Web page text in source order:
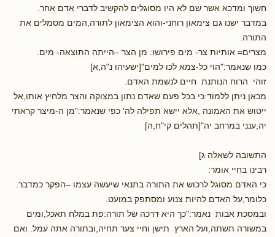
חשוך ומדכא אשר שם לא היו מסוגלים להקשיב לדברי אדם אחר.
במדבר ישנו גם צימאון רוחני-והוא הצימאון לתורה,המים מסמלים את
התורה.
מצרים= אותיות צר- מים פירושו: מן הצר –הייתה התוצאה- מים.
כמו שנאמר:"הוי כל-צמא לכו למים"[ישעיהו נ"ה,א]
זוהי הרוח הנותנת חיים לנשמת האדם.
מכאן ניתן ללמוד:כי בכל פעם שאדם נתון במצוקה והצר מלחיץ אותו,אל
ייטוש את האמונה ,אלא יישא תפילה לה' כפי שנאמר:"מן ה-מיצר קראתי
יה,ענני במרחב יה"[תהלים קי"ח,ה]
התשובה לשאלה ג]
רבינו בחיי אומר:
כי האדם מסוגל לרכוש את התורה בתנאי שיעשה עצמו –הפקר כמדבר.
כלומר,על האדם להיות צנוע ומסתפק במועט.
ובמסכת אבות נאמר:"כך היא דרכה של תורה:פת במלח תאכל,ומים
במשורה תשתה,ועל הארץ תישן וחיי צער תחיה,ובתורה אתה עמל. ואם